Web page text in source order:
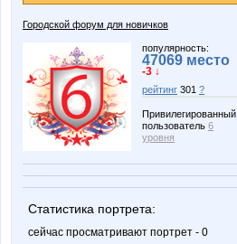
Городской форум для новичков
популярность:
47069 место
-3 ↓
рейтинг 301 ?
Привилегированный
пользователь 6
уровня
Статистика портрета:
сейчас просматривают портрет - 0